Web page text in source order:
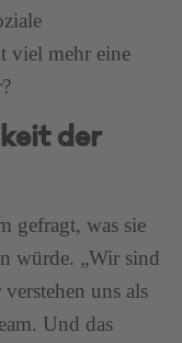
viel mehr eine
der
gefragt, was sie
würde. „Wir sind
uns als
Und das